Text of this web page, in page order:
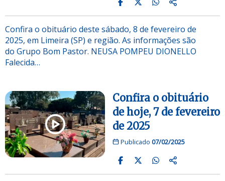
Confira o obituário deste sábado, 8 de fevereiro de
2025, em Limeira (SP) e região. As informações são
do Grupo Bom Pastor. NEUSA POMPEU DIONELLO
Falecida…
Confira o obituário
de hoje, 7 de fevereiro
de 2025
Publicado 07/02/2025